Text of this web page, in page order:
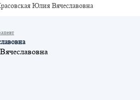
Юлия Вячеславовна